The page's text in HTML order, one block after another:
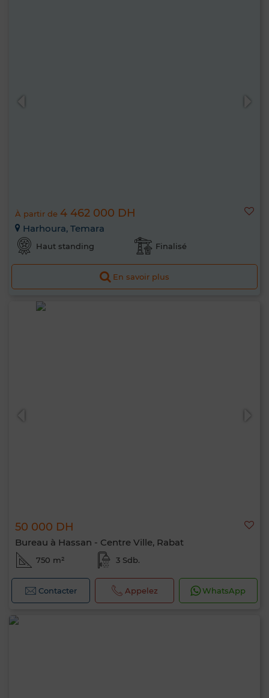
À partir de 4 462 000 DH
Harhoura, Temara
Haut standing Finalisé
En savoir plus
50 000 DH
Bureau à Hassan - Centre Ville, Rabat
750 m² 3 Sdb.
Contacter Appelez WhatsApp